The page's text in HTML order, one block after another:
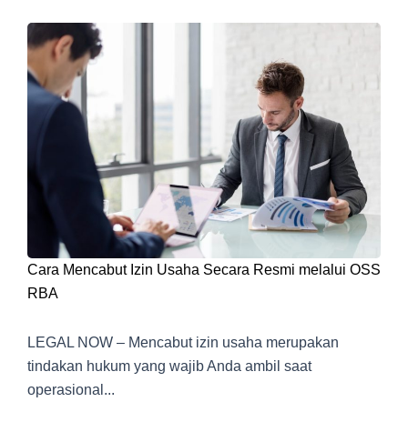
Cara Mencabut Izin Usaha Secara Resmi melalui OSS
RBA
LEGAL NOW – Mencabut izin usaha merupakan
tindakan hukum yang wajib Anda ambil saat
operasional...